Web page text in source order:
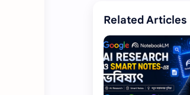
Related Articles